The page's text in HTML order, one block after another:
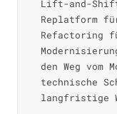
Lift-and-
Replatform
Refactoring
den Weg
technische
langfristige